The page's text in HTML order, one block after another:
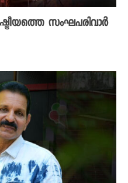
സംഘപരിവാർ